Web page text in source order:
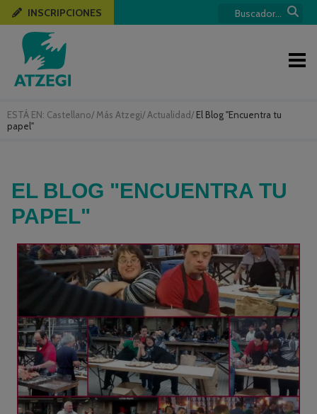
ESTÁ EN: Castellano/ Más Atzegi/ Actualidad/ El Blog "Encuentra tu
papel"
INSCRIPCIONES
EL BLOG "ENCUENTRA TU
PAPEL"